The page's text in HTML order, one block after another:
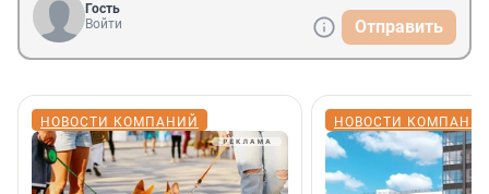
Гость
Войти
Отправить
НОВОСТИ КОМПАНИЙ НОВОСТИ